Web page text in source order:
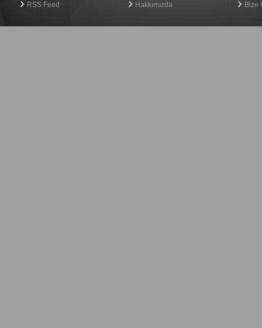
RSS Feed
Hakkımızda
Bize